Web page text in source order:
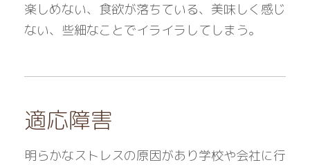
楽しめない、食欲が落ちている、美味しく感じ
ない、些細なことでイライラしてしまう。
適応障害
明らかなストレスの原因があり学校や会社に行